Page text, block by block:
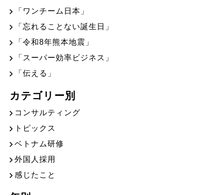
「ワンチーム日本」
「忘れることない誕生日」
「令和8年熊本地震」
「スーパー効率ビジネス」
「伝える」
カテゴリー別
コンサルティング
トピックス
ベトナム研修
外国人採用
感じたこと